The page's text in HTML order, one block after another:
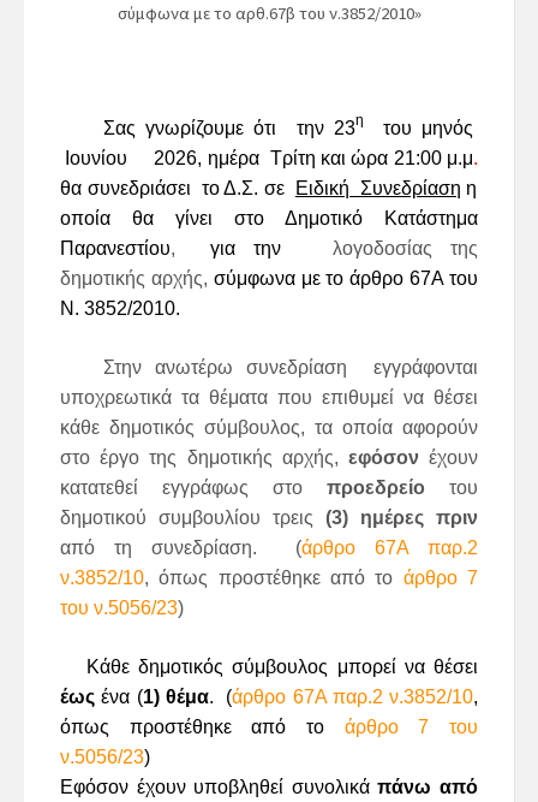
σύμφωνα με το αρθ.67β του ν.3852/2010»
Σας γνωρίζουμε ότι την 23η
του μηνός
Ιουνίου
2026, ημέρα Τρίτη και ώρα 21:00μ.μ.
θα συνεδριάσει το Δ.Σ. σε
Ειδική Συνεδρίαση η
οποία θα γίνει στο Δημοτικό Κατάστημα
Παρανεστίου, για τηνλογοδοσίας της
δημοτικής αρχής, σύμφωνα με το άρθρο 67Α του
Ν. 3852/2010.
Στην ανωτέρω συνεδρίαση εγγράφονται
υποχρεωτικά τα θέματα που επιθυμεί να θέσει
κάθε δημοτικός σύμβουλος, τα οποία αφορούν
στο έργο της δημοτικής αρχής, εφόσονέχουν
κατατεθεί εγγράφως στο προεδρείο του
δημοτικού συμβουλίου τρεις (3) ημέρες πριν
από τη συνεδρίαση. (άρθρο 67Α παρ.2
ν.3852/10, όπως προστέθηκε από το άρθρο 7
του ν.5056/23)
Κάθε δημοτικός σύμβουλος μπορεί να θέσει
έως ένα (1) θέμα. (άρθρο 67Α παρ.2 ν.3852/10,
όπως προστέθηκε από το άρθρο 7 του
ν.5056/23)
Εφόσον έχουν υποβληθεί συνολικάπάνω από